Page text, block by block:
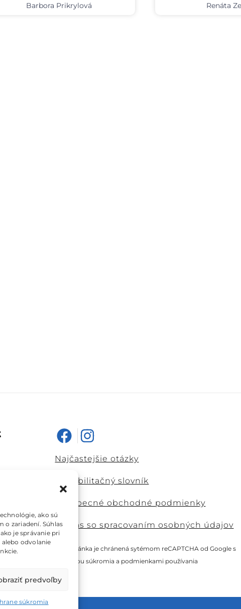
ako sú
o zariadení. Súhlas
je správanie pri
odvolanie
predvoľby
súkromia
Barbora Prikrylová Renáta
Najčastejšie otázky
Rehabilitačný slovník
Všeobecné obchodné podmienky
Súhlas so spracovaním osobných údajov
Táto stránka je chránená sytémom reCAPTCHA od Google s
ochranou súkromia a podmienkami používania